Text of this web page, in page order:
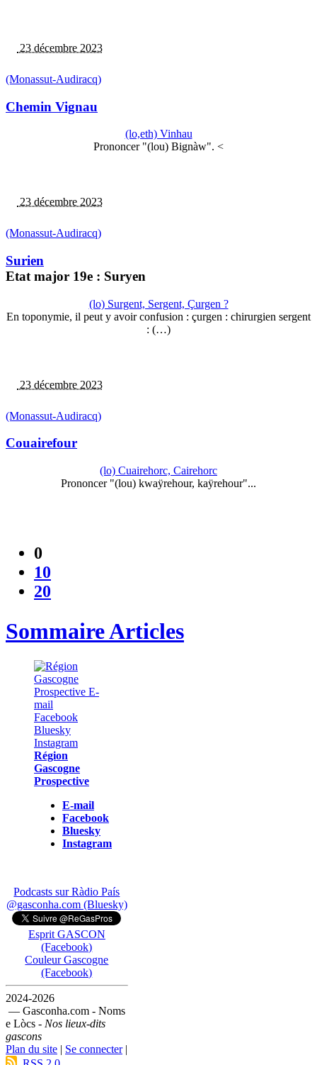
23 décembre 2023
(Monassut-Audiracq)
Chemin Vignau
(lo,eth) Vinhau
Prononcer "(lou) Bignàw". <
23 décembre 2023
(Monassut-Audiracq)
Surien
Etat major 19e : Suryen
(lo) Surgent, Sergent, Çurgen ?
En toponymie, il peut y avoir confusion : çurgen : chirurgien sergent
: (…)
23 décembre 2023
(Monassut-Audiracq)
Couairefour
(lo) Cuairehorc, Cairehorc
Prononcer "(lou) kwaÿrehour, kaÿrehour"...
0
10
20
Sommaire Articles
Région
Gascogne
Prospective
E-mail
Facebook
Bluesky
Instagram
Podcasts sur Ràdio País
@gasconha.com (Bluesky)
Esprit GASCON
(Facebook)
Couleur Gascogne
(Facebook)
2024-2026
— Gasconha.com - Noms
e Lòcs - Nos lieux-dits
gascons
Plan du site | Se connecter|